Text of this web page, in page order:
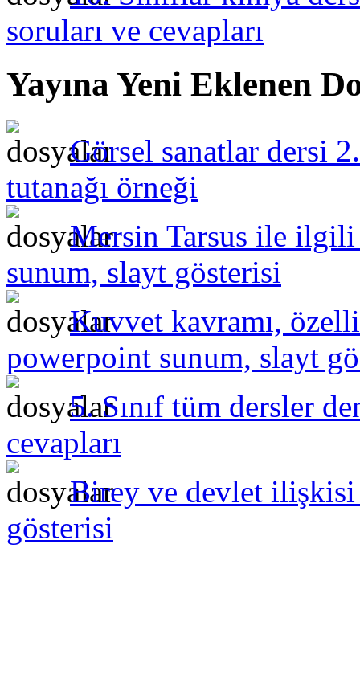
soruları ve cevapları
Yayına Yeni Eklenen
Görsel sanatlar dersi
tutanağı örneği
Mersin Tarsus ile
sunum, slayt gösterisi
Kuvvet kavramı,
powerpoint sunum, slayt
5. Sınıf tüm dersler
cevapları
Birey ve devlet
gösterisi